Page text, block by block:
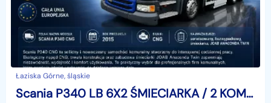
Łaziska Górne, śląskie
Scania P340 LB 6X2 ŚMIECIARKA / 2 KOMORY / JOAB ANACONDA TWIN / CNG / 1 WŁ